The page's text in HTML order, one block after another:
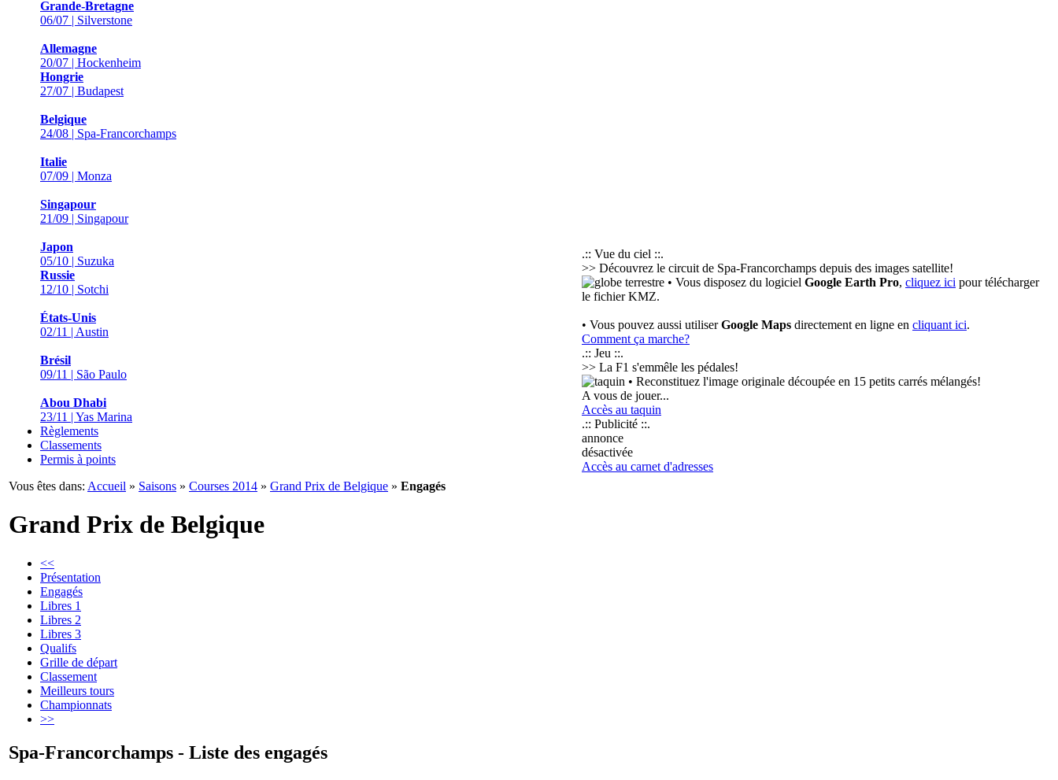
Grande-Bretagne
06/07 | Silverstone
Allemagne
20/07 | Hockenheim
Hongrie
27/07 | Budapest
Belgique
24/08 | Spa-Francorchamps
Italie
07/09 | Monza
Singapour
21/09 | Singapour
Japon
05/10 | Suzuka
Russie
12/10 | Sotchi
États-Unis
02/11 | Austin
Brésil
09/11 | São Paulo
Abou Dhabi
23/11 | Yas Marina
Règlements
Classements
Permis à points
Vous êtes dans: Accueil » Saisons » Courses 2014 » Grand Prix de Belgique » Engagés
Grand Prix de Belgique
<<
Présentation
Engagés
Libres 1
Libres 2
Libres 3
Qualifs
Grille de départ
Classement
Meilleurs tours
Championnats
>>
Spa-Francorchamps - Liste des engagés
.:: Vue du ciel ::.
>> Découvrez le circuit de Spa-Francorchamps depuis des images satellite!
• Vous disposez du logiciel Google Earth Pro, cliquez ici pour télécharger
le fichier KMZ.
• Vous pouvez aussi utiliserGoogle Maps directement en ligne en cliquant ici.
Comment ça marche?
.:: Jeu ::.
>> La F1 s'emmêle les pédales!
• Reconstituez l'image originale découpée en 15 petits carrés mélangés!
A vous de jouer...
Accès au taquin
.:: Publicité ::.
annonce
désactivée
Accès au carnet d'adresses